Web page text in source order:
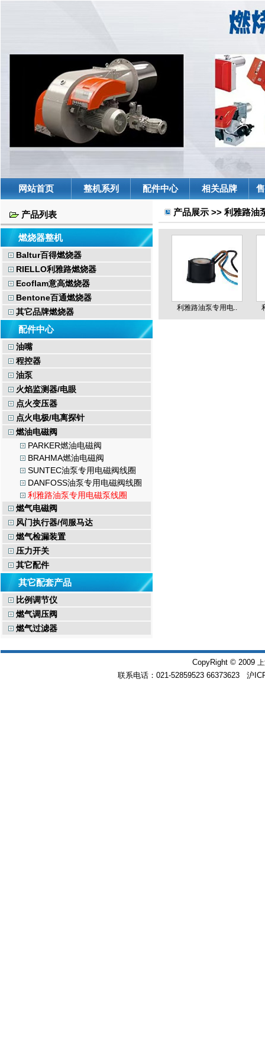
网站首页 整机系列 配件中心 相关品牌
产品列表
燃烧器整机
Baltur百得燃烧器
RIELLO利雅路燃烧器
Ecoflam意高燃烧器
Bentone百通燃烧器
其它品牌燃烧器
配件中心
油嘴
程控器
油泵
火焰监测器/电眼
点火变压器
点火电极/电离探针
燃油电磁阀
PARKER燃油电磁阀
BRAHMA燃油电磁阀
SUNTEC油泵专用电磁阀线圈
DANFOSS油泵专用电磁阀线圈
利雅路油泵专用电磁泵线圈
燃气电磁阀
风门执行器/伺服马达
燃气检漏装置
压力开关
其它配件
其它配套产品
比例调节仪
燃气调压阀
燃气过滤器
产品展示 >> 利雅路油
利雅路油泵专用电..
CopyRight © 2009
联系电话：021-52859523 66373623 沪